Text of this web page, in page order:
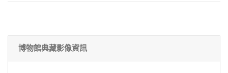
博物館典藏影像資訊